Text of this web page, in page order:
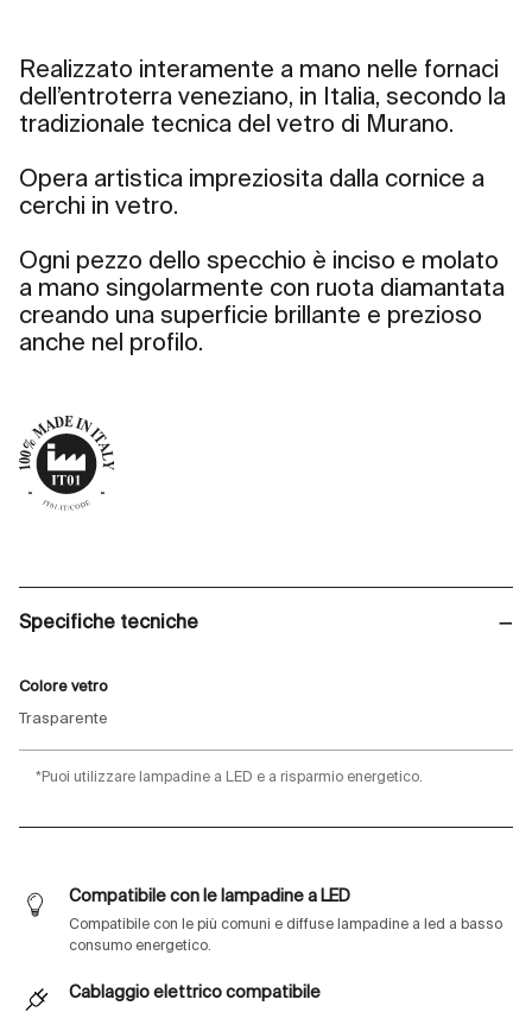
Realizzato interamente a mano nelle fornaci
dell’entroterra veneziano, in Italia, secondo la
tradizionale tecnica del vetro di Murano.
Opera artistica impreziosita dalla cornice a
cerchi in vetro.
Ogni pezzo dello specchio è inciso e molato
a mano singolarmente con ruota diamantata
creando una superficie brillante e prezioso
anche nel profilo.
Specifiche tecniche
Colore vetro
Trasparente
*Puoi utilizzare lampadine a LED e a risparmio energetico.
Compatibile con le lampadine a LED
Compatibile con le più comuni e diffuse lampadine a led a basso
consumo energetico.
Cablaggio elettrico compatibile